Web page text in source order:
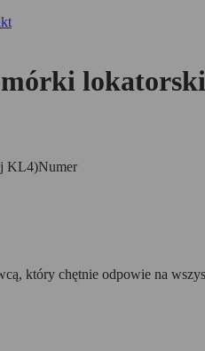
KL4)Numer
który chętnie odpowie na